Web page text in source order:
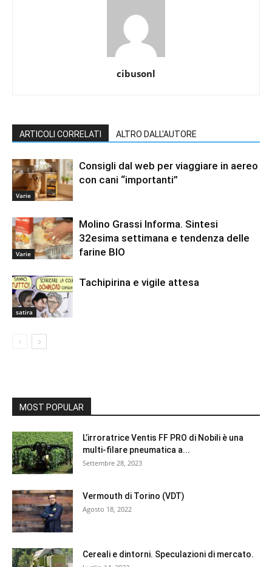
cibusonl
ARTICOLI CORRELATI ALTRO DALL'AUTORE
Varie
Consigli dal web per viaggiare in aereo
con cani “importanti”
Varie
Molino Grassi Informa. Sintesi
32esima settimana e tendenza delle
farine BIO
satira
Tachipirina e vigile attesa
MOST POPULAR
L’irroratrice Ventis FF PRO di Nobili è una
multi-filare pneumatica a...
Settembre 28, 2023
Vermouth di Torino (VDT)
Agosto 18, 2022
Cereali e dintorni. Speculazioni di mercato.